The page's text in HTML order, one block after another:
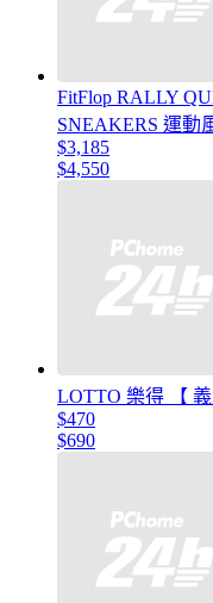
FitFlop RALLY
SNEAKERS 運動
$3,185
$4,550
LOTTO 樂得 【
$470
$690